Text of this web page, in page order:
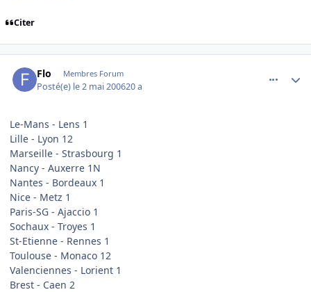
Citer
Flo Membres Forum
Posté(e) le 2 mai 200620 a
Le-Mans - Lens 1
Lille - Lyon 12
Marseille - Strasbourg 1
Nancy - Auxerre 1N
Nantes - Bordeaux 1
Nice - Metz 1
Paris-SG - Ajaccio 1
Sochaux - Troyes 1
St-Etienne - Rennes 1
Toulouse - Monaco 12
Valenciennes - Lorient 1
Brest - Caen 2